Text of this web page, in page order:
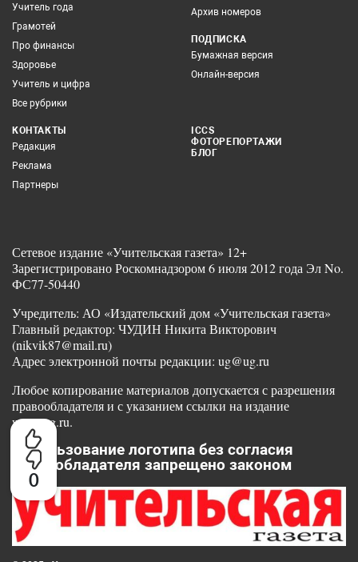
0
Учитель года
Грамотей
Про финансы
Здоровье
Учитель и цифра
Все рубрики
Архив номеров
ПОДПИСКА
Бумажная версия
Онлайн-версия
КОНТАКТЫ
Редакция
Реклама
Партнеры
ICCS
ФОТОРЕПОРТАЖИ
БЛОГ
Сетевое издание «Учительская газета» 12+
Зарегистрировано Роскомнадзором 6 июля 2012 года Эл No.
ФС77-50440
Учредитель: АО «Издательский дом «Учительская газета»
Главный редактор: ЧУДИН Никита Викторович
(nikvik87@mail.ru)
Адрес электронной почты редакции: ug@ug.ru
Любое копирование материалов допускается с разрешения
правообладателя и с указанием ссылки на издание
www.ug.ru.
Использование логотипа без согласия
правообладателя запрещено законом